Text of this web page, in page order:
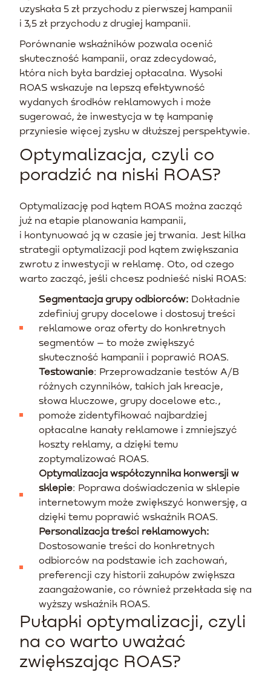
uzyskała 5 zł przychodu z pierwszej kampanii
i 3,5 zł przychodu z drugiej kampanii.
Porównanie wskaźników pozwala ocenić
skuteczność kampanii, oraz zdecydować,
która nich była bardziej opłacalna. Wysoki
ROAS wskazuje na lepszą efektywność
wydanych środków reklamowych i może
sugerować, że inwestycja w tę kampanię
przyniesie więcej zysku w dłuższej perspektywie.
Optymalizacja, czyli co
poradzić na niski ROAS?
Optymalizację pod kątem ROAS można zacząć
już na etapie planowania kampanii,
i kontynuować ją w czasie jej trwania. Jest kilka
strategii optymalizacji pod kątem zwiększania
zwrotu z inwestycji w reklamę. Oto, od czego
warto zacząć, jeśli chcesz podnieść niski ROAS:
Segmentacja grupy odbiorców: Dokładnie
zdefiniuj grupy docelowe i dostosuj treści
reklamowe oraz oferty do konkretnych
segmentów – to może zwiększyć
skuteczność kampanii i poprawić ROAS.
Testowanie: Przeprowadzanie testów A/B
różnych czynników, takich jak kreacje,
słowa kluczowe, grupy docelowe etc.,
pomoże zidentyfikować najbardziej
opłacalne kanały reklamowe i zmniejszyć
koszty reklamy, a dzięki temu
zoptymalizować ROAS.
Optymalizacja współczynnika konwersji w
sklepie: Poprawa doświadczenia w sklepie
internetowym może zwiększyć konwersję, a
dzięki temu poprawić wskaźnik ROAS.
Personalizacja treści reklamowych:
Dostosowanie treści do konkretnych
odbiorców na podstawie ich zachowań,
preferencji czy historii zakupów zwiększa
zaangażowanie, co również przekłada się na
wyższy wskaźnik ROAS.
Pułapki optymalizacji, czyli
na co warto uważać
zwiększając ROAS?